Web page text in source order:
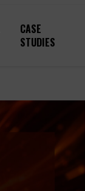
CASE
STUDIES